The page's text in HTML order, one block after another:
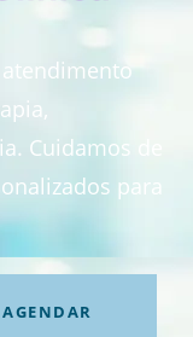
Cuidamos de
para
AGENDAR